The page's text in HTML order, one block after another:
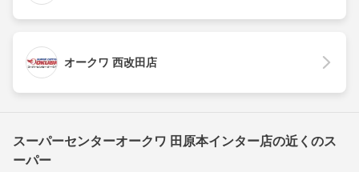
オークワ 西改田店
スーパーセンターオークワ 田原本インター店の近くのス
ーパー